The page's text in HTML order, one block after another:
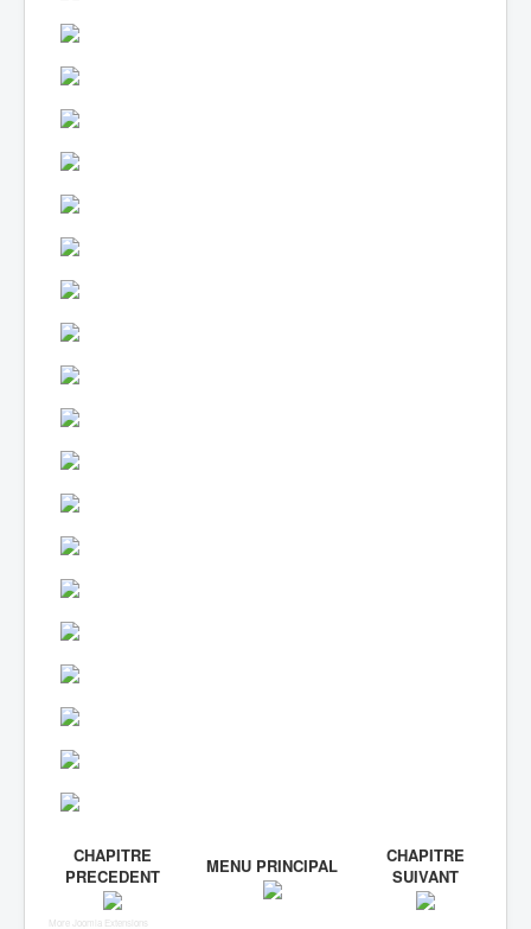
CHAPITRE
PRECEDENT
MENU PRINCIPAL
CHAPITRE
SUIVANT
More Joomla Extensions